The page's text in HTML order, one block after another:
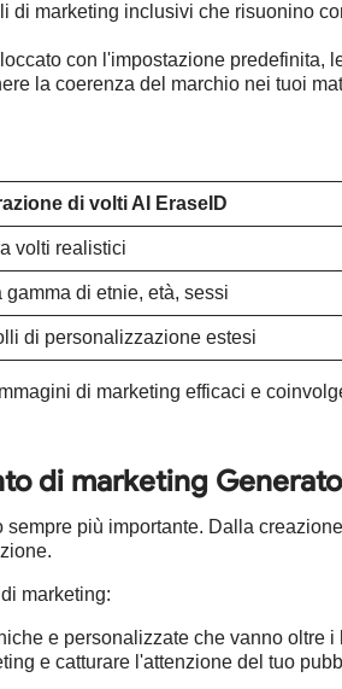
di marketing inclusivi che risuonino
con l'impostazione predefinita,
la coerenza del marchio nei tuoi
di volti AI EraseID
volti realistici
gamma di etnie, età, sessi
di personalizzazione estesi
di marketing efficaci e
di marketing
più importante. Dalla
marketing:
e personalizzate che vanno oltre
e catturare l'attenzione del tuo